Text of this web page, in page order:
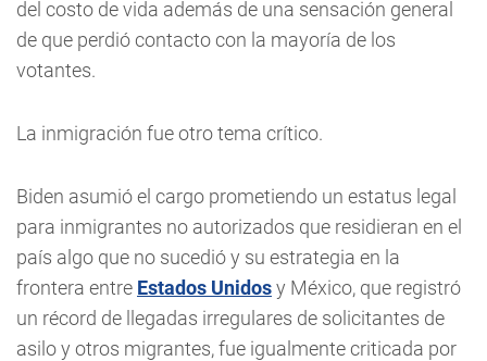
del costo de vida además de una sensación general
de que perdió contacto con la mayoría de los
votantes.
La inmigración fue otro tema crítico.
Biden asumió el cargo prometiendo un estatus legal
para inmigrantes no autorizados que residieran en el
país algo que no sucedió y su estrategia en la
frontera entre Estados Unidosy México, que registró
un récord de llegadas irregulares de solicitantes de
asilo y otros migrantes, fue igualmente criticada por